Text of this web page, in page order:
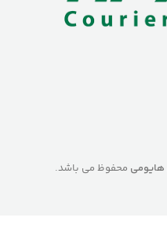
هایومی محفوظ می باشد.